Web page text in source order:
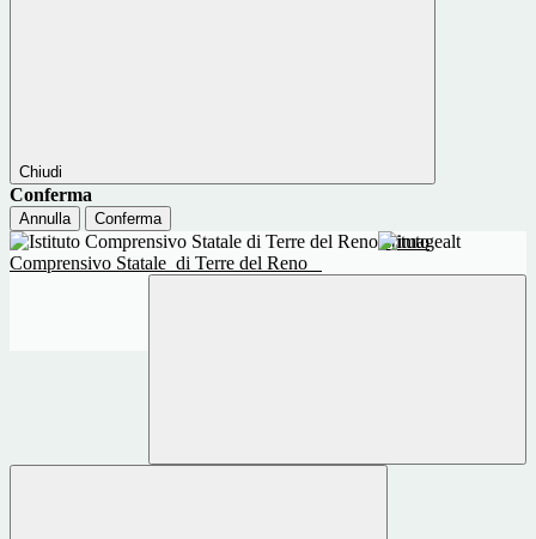
Chiudi
Conferma
Annulla Conferma
Istituto
Comprensivo Statale di Terre del Reno